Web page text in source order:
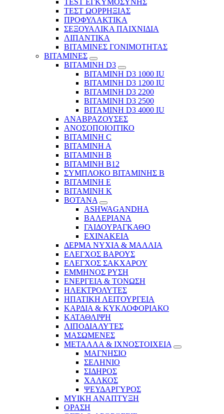
ΤΕΣΤ ΩΟΡΡΗΞΙΑΣ
ΠΡΟΦΥΛΑΚΤΙΚΑ
ΣΕΞΟΥΑΛΙΚΑ ΠΑΙΧΝΙΔΙΑ
ΛΙΠΑΝΤΙΚΑ
ΒΙΤΑΜΙΝΕΣ ΓΟΝΙΜΟΤΗΤΑΣ
ΒΙΤΑΜΙΝΕΣ
ΒΙΤΑΜΙΝΗ D3
ΒΙΤΑΜΙΝΗ D3 1000 IU
ΒΙΤΑΜΙΝΗ D3 1200 IU
ΒΙΤΑΜΙΝΗ D3 2200
ΒΙΤΑΜΙΝΗ D3 2500
BITAMINH D3 4000 IU
ΑΝΑΒΡΑΖΟΥΣΕΣ
ΑΝΟΣΟΠΟΙΟΙΤΙΚΟ
ΒΙΤΑΜΙΝΗ C
ΒΙΤΑΜΙΝΗ Α
ΒΙΤΑΜΙΝΗ Β
ΒΙΤΑΜΙΝΗ Β12
ΣΥΜΠΛΟΚΟ ΒΙΤΑΜΙΝΗΣ Β
ΒΙΤΑΜΙΝΗ Ε
ΒΙΤΑΜΙΝΗ Κ
ΒΟΤΑΝΑ
ASHWAGANDHA
ΒΑΛΕΡΙΑΝΑ
ΓΑΙΔΟΥΡΑΓΚΑΘΟ
ΕΧΙΝΑΚΕΙΑ
ΔΕΡΜΑ ΝΥΧΙΑ & ΜΑΛΛΙΑ
ΕΛΕΓΧΟΣ ΒΑΡΟΥΣ
ΕΛΕΓΧΟΣ ΣΑΚΧΑΡΟΥ
ΕΜΜΗΝΟΣ ΡΥΣΗ
ΕΝΕΡΓΕΙΑ & ΤΟΝΩΣΗ
ΗΛΕΚΤΡΟΛΥΤΕΣ
ΗΠΑΤΙΚΗ ΛΕΙΤΟΥΡΓΕΙΑ
ΚΑΡΔΙΑ & ΚΥΚΛΟΦΟΡΙΑΚΟ
ΚΑΤΑΘΛΙΨΗ
ΛΙΠΟΔΙΑΛΥΤΕΣ
ΜΑΣΩΜΕΝΕΣ
ΜΕΤΑΛΛΑ & ΙΧΝΟΣΤΟΙΧΕΙΑ
ΜΑΓΝΗΣΙΟ
ΣΕΛΗΝΙΟ
ΣΙΔΗΡΟΣ
ΧΑΛΚΟΣ
ΨΕΥΔΑΡΓΥΡΟΣ
ΜΥΙΚΗ ΑΝΑΠΤΥΞΗ
ΟΡΑΣΗ